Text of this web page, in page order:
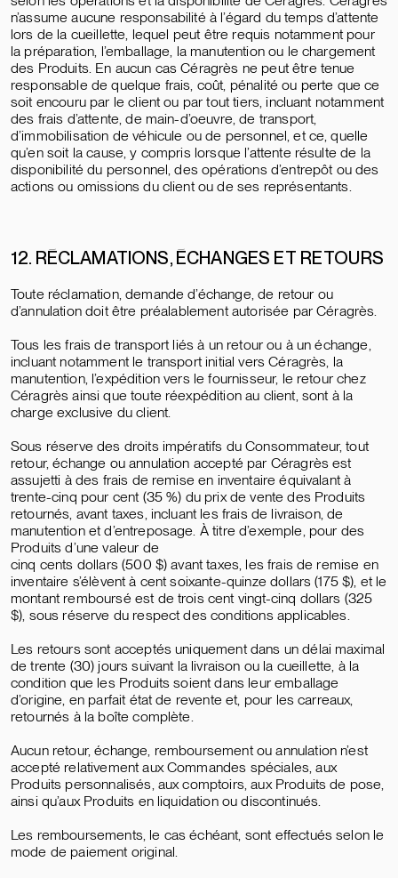
n’assume aucune responsabilité à l’égard du temps d’attente
lors de la cueillette, lequel peut être requis notamment pour
la préparation, l’emballage, la manutention ou le chargement
des Produits. En aucun cas Céragrès ne peut être tenue
responsable de quelque frais, coût, pénalité ou perte que ce
soit encouru par le client ou par tout tiers, incluant notamment
des frais d’attente, de main-d’oeuvre, de transport,
d’immobilisation de véhicule ou de personnel, et ce, quelle
qu’en soit la cause, y compris lorsque l’attente résulte de la
disponibilité du personnel, des opérations d’entrepôt ou des
actions ou omissions du client ou de ses représentants.
12. RÉCLAMATIONS, ÉCHANGES ET RETOURS
Toute réclamation, demande d’échange, de retour ou
d’annulation doit être préalablement autorisée par Céragrès.
Tous les frais de transport liés à un retour ou à un échange,
incluant notamment le transport initial vers Céragrès, la
manutention, l’expédition vers le fournisseur, le retour chez
Céragrès ainsi que toute réexpédition au client, sont à la
charge exclusive du client.
Sous réserve des droits impératifs du Consommateur, tout
retour, échange ou annulation accepté par Céragrès est
assujetti à des frais de remise en inventaire équivalant à
trente-cinq pour cent (35 %) du prix de vente des Produits
retournés, avant taxes, incluant les frais de livraison, de
manutention et d’entreposage. À titre d’exemple, pour des
Produits d’une valeur de
cinq cents dollars (500 $) avant taxes, les frais de remise en
inventaire s’élèvent à cent soixante-quinze dollars (175 $), et le
montant remboursé est de trois cent vingt-cinq dollars (325
$), sous réserve du respect des conditions applicables.
Les retours sont acceptés uniquement dans un délai maximal
de trente (30) jours suivant la livraison ou la cueillette, à la
condition que les Produits soient dans leur emballage
d’origine, en parfait état de revente et, pour les carreaux,
retournés à la boîte complète.
Aucun retour, échange, remboursement ou annulation n’est
accepté relativement aux Commandes spéciales, aux
Produits personnalisés, aux comptoirs, aux Produits de pose,
ainsi qu’aux Produits en liquidation ou discontinués.
Les remboursements, le cas échéant, sont effectués selon le
mode de paiement original.